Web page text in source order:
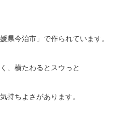
県今治市」で作られています。
、横たわるとスウっと
持ちよさがあります。